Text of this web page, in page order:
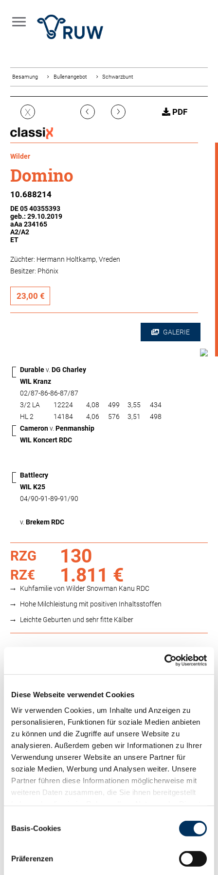
Diese Webseite verwendet Cookies
Wir verwenden Cookies, um Inhalte und Anzeigen zu
personalisieren, Funktionen für soziale Medien anbieten
zu können und die Zugriffe auf unsere Website zu
analysieren. Außerdem geben wir Informationen zu Ihrer
Verwendung unserer Website an unsere Partner für
soziale Medien, Werbung und Analysen weiter. Unsere
Partner führen diese Informationen möglicherweise mit
weiteren Daten zusammen, die Sie ihnen bereitgestellt
Cookies, wenn Sie unsere Webseite weiterhin nutzen.
Basis-Cookies
Präferenzen
Besamung Bullenangebot Schwarzbunt
X ‹ › PDF
Wilder
Domino
10.688214
DE 05 40355393
geb.: 29.10.2019
aAa 234165
A2/A2
ET
Züchter: Hermann Holtkamp, Vreden
Besitzer: Phönix
23,00 €
GALERIE
Durablev. DG Charley
WIL Kranz
02/87-86-86-87/87
3/2 LA
12224 4,08 499 3,55
434
HL 2
14184 4,06 576 3,51
498
Cameronv. Penmanship
WIL Koncert RDC
Battlecry
WIL K25
04/90-91-89-91/90
v. Brekem RDC
RZG 130
RZ€ 1.811 €
Kuhfamilie von Wilder Snowman Kanu RDC
Hohe Milchleistung mit positiven Inhaltsstoffen
Leichte Geburten und sehr fitte Kälber
RZKd
RZKm
101
RZÖko
Gesundheit
88
RZ
Repro
106
107
Produktion